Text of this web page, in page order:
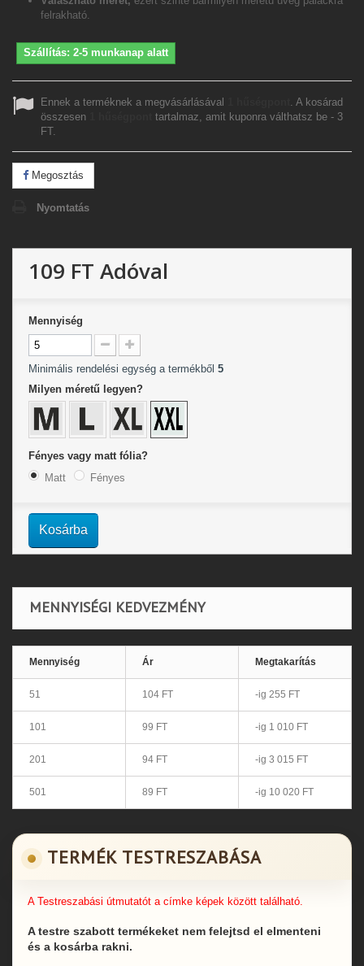
felrakható.
Szállítás: 2-5 munkanap alatt
Ennek a terméknek a megvásárlásával
. A kosárad
összesen
tartalmaz, amit kuponra válthatsz be - 3
FT.
Megosztás
Nyomtatás
109 FT Adóval
Mennyiség
Minimális rendelési egység a termékből 5
Milyen méretű legyen?
Fényes vagy matt fólia?
Matt
Fényes
Kosárba
MENNYISÉGI KEDVEZMÉNY
Mennyiség Ár Megtakarítás
51 104 FT -ig 255 FT
101 99 FT -ig 1 010 FT
201 94 FT -ig 3 015 FT
501 89 FT -ig 10 020 FT
TERMÉK TESTRESZABÁSA
A Testreszabási útmutatót a címke képek között található.
A testre szabott termékeket nem felejtsd el elmenteni
és a kosárba rakni.